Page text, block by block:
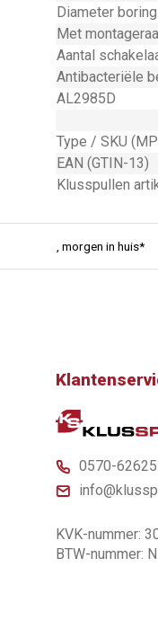
Diameter
Met
Aantal
Antibacteriële
AL2985D
Type / SKU
EAN (GTIN-13)
Klusspullen
morgen in huis*
0570-
KVK-nummer:
BTW-nummer: